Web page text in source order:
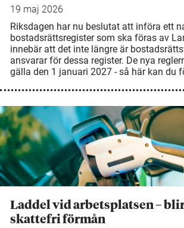
19 maj 2026
Riksdagen har nu beslutat att införa ett
bostadsrättsregister som ska föras av
innebär att det inte längre är
ansvarar för dessa register. De nya
gälla den 1 januari 2027 - så här kan du
Laddel vid arbetsplatsen –
skattefri förmån